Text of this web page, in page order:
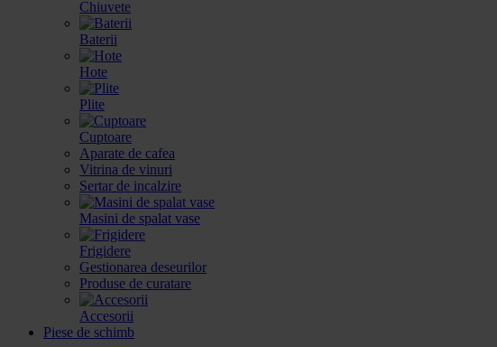
Chiuvete
Baterii
Hote
Plite
Cuptoare
Aparate de cafea
Vitrina de vinuri
Sertar de incalzire
Masini de spalat vase
Frigidere
Gestionarea deseurilor
Produse de curatare
Accesorii
Piese de schimb